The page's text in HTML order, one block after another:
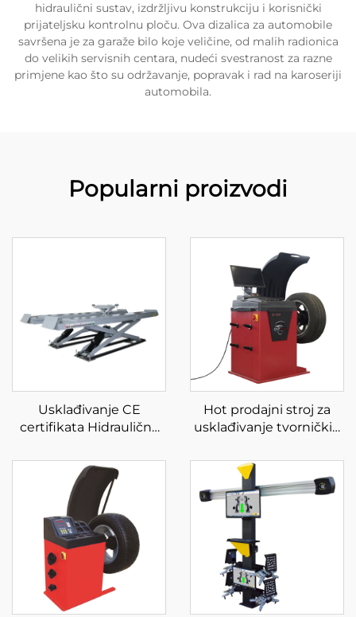
hidraulični sustav, izdržljivu konstrukciju i korisnički
prijateljsku kontrolnu ploču. Ova dizalica za automobile
savršena je za garaže bilo koje veličine, od malih radionica
do velikih servisnih centara, nudeći svestranost za razne
primjene kao što su održavanje, popravak i rad na karoseriji
automobila.
Popularni proizvodi
Usklađivanje CE
certifikata Hidraulična
dizalicom na škare za
automobilsku dizalicu
za tvornicu za
servisiranje automobila
Hot prodajni stroj za
usklađivanje tvorničkih
zaslonom i laganim
automatskim
balanserom kotača